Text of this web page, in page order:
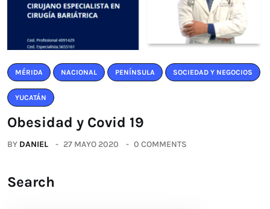
MÉRIDA NACIONAL PENÍNSULA SOCIEDAD Y NEGOCIOS
YUCATÁN
Obesidad y Covid 19
BY DANIEL 27 MAYO 2020 0 COMMENTS
Search